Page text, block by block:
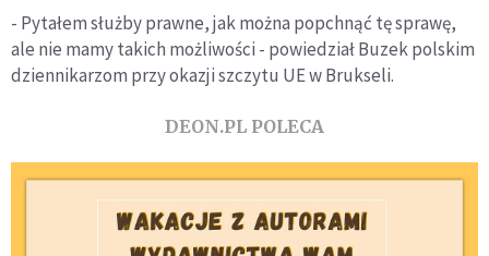
- Pytałem służby prawne, jak można popchnąć tę sprawę,
ale nie mamy takich możliwości - powiedział Buzek polskim
dziennikarzom przy okazji szczytu UE w Brukseli.
DEON.PL POLECA